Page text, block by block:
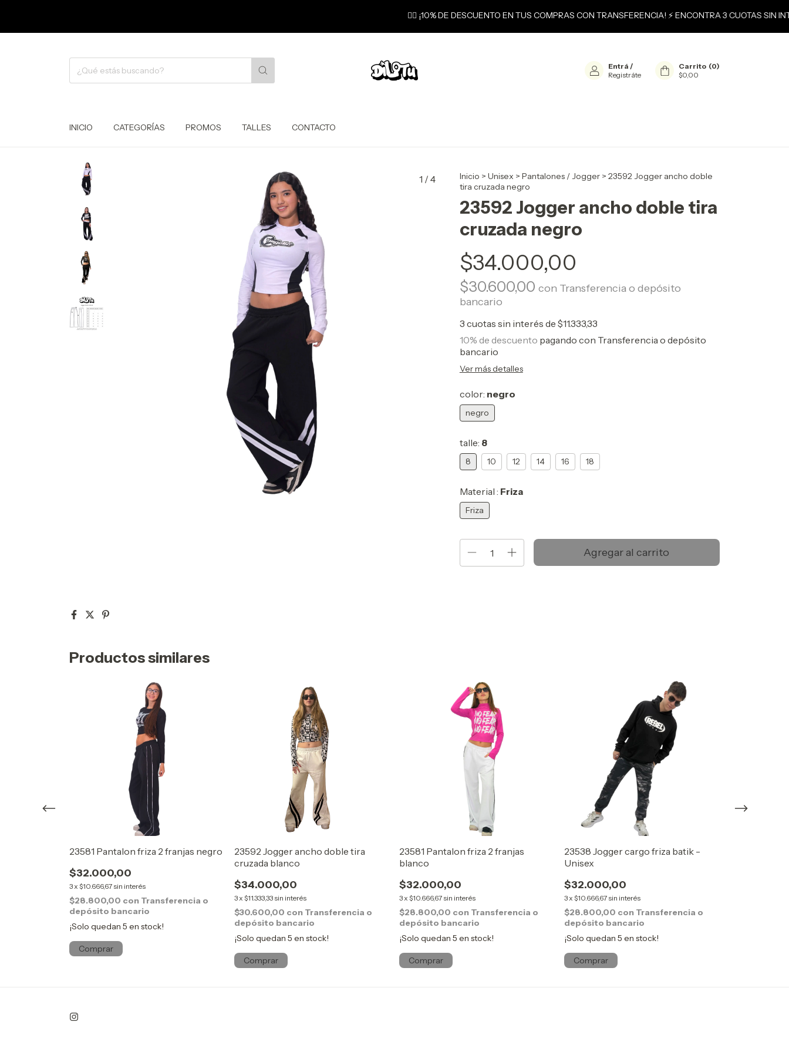
❤️‍🔥 ¡10% DE DESCUENTO EN TUS COMPRAS CON TRANSFERENCIA! ⚡ ENCONTRA 3 CUOTAS SIN
Entrá /
Registráte
Carrito (0)
$0,00
INICIO CATEGORÍAS PROMOS TALLES CONTACTO
1 / 4 Inicio > Unisex > Pantalones / Jogger > 23592 Jogger ancho doble
tira cruzada negro
23592 Jogger ancho doble tira
cruzada negro
$34.000,00
$30.600,00 con Transferencia o depósito
bancario
3 cuotas sin interés de $11.333,33
10% de descuento pagando con Transferencia o depósito
bancario
Ver más detalles
color: negro
negro
talle: 8
8 10 12 14 16 18
Material : Friza
Friza
Productos similares
23581 Pantalon friza 2 franjas negro
$32.000,00
3x $10.666,67 sin interés
$28.800,00 con Transferencia o
depósito bancario
¡Solo quedan 5 en stock!
Comprar
23592 Jogger ancho doble tira
cruzada blanco
$34.000,00
3x $11.333,33 sin interés
$30.600,00 con Transferencia o
depósito bancario
¡Solo quedan 5 en stock!
Comprar
23581 Pantalon friza 2 franjas
blanco
$32.000,00
3x $10.666,67 sin interés
$28.800,00 con Transferencia o
depósito bancario
¡Solo quedan 5 en stock!
Comprar
23538 Jogger cargo friza batik -
Unisex
$32.000,00
3x $10.666,67 sin interés
$28.800,00 con Transferencia o
depósito bancario
¡Solo quedan 5 en stock!
Comprar